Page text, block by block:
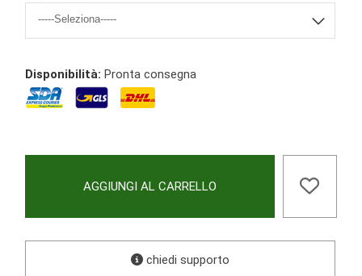
Disponibilità: Pronta consegna
AGGIUNGI AL CARRELLO
chiedi supporto